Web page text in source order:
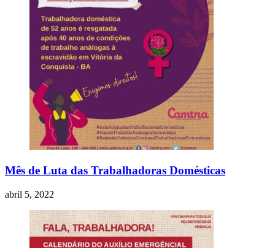
Mês de Luta das Trabalhadoras Domésticas
abril 5, 2022